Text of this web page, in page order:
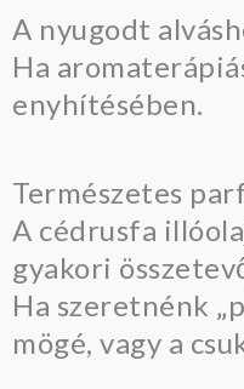
A nyugodt
Ha
enyhítésében.
Természetes
A cédrusfa
gyakori
Ha szeretnénk
mögé, vagy a